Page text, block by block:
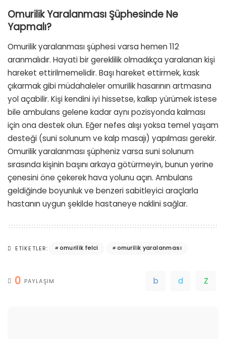
Omurilik Yaralanması Şüphesinde Ne
Yapmalı?
Omurilik yaralanması şüphesi varsa hemen 112
aranmalıdır. Hayati bir gereklilik olmadıkça yaralanan kişi
hareket ettirilmemelidir. Başı hareket ettirmek, kask
çıkarmak gibi müdahaleler omurilik hasarının artmasına
yol açabilir. Kişi kendini iyi hissetse, kalkıp yürümek istese
bile ambulans gelene kadar aynı pozisyonda kalması
için ona destek olun. Eğer nefes alışı yoksa temel yaşam
desteği (suni solunum ve kalp masajı) yapılması gerekir.
Omurilik yaralanması şüpheniz varsa suni solunum
sırasında kişinin başını arkaya götürmeyin, bunun yerine
çenesini öne çekerek hava yolunu açın. Ambulans
geldiğinde boyunluk ve benzeri sabitleyici araçlarla
hastanın uygun şekilde hastaneye naklini sağlar.
ETIKETLER: omurilik felci omurilik yaralanması
0 PAYLAŞIM